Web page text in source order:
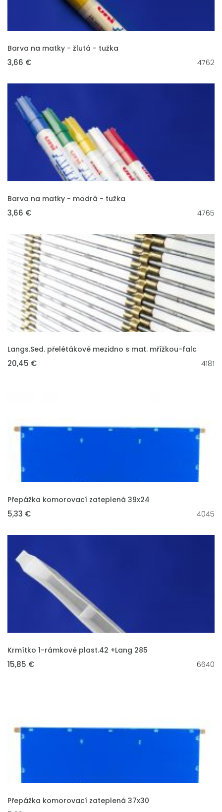
VLOŽIT DO KOŠÍKU
Barva na matky - žlutá - tužka
3,66 € 4762
VLOŽIT DO KOŠÍKU
Barva na matky - modrá - tužka
3,66 € 4765
VLOŽIT DO KOŠÍKU
Langs.Sed. přelétákové mezidno s mat. mřížkou-falc
20,45 € 4181
VLOŽIT DO KOŠÍKU
Přepážka komorovací zateplená 39x24
5,33 € 4045
VLOŽIT DO KOŠÍKU
Krmítko 1-rámkové plast.42 +Lang 285
15,85 € 6640
VLOŽIT DO KOŠÍKU
Přepážka komorovací zateplená 37x30